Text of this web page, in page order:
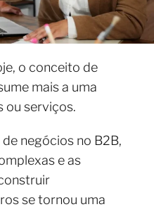
o conceito de
mais a uma
ou serviços.
negócios no B2B,
e as
se tornou uma